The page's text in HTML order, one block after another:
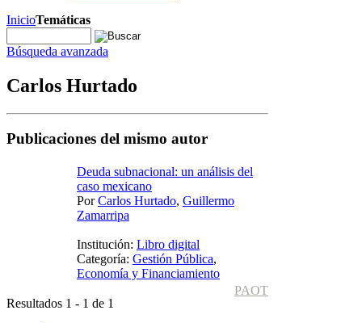
InicioTemáticas
Búsqueda avanzada
Carlos Hurtado
Publicaciones del mismo autor
Deuda subnacional: un análisis del
caso mexicano
PorCarlos Hurtado, Guillermo
Zamarripa
Institución: Libro digital
Categoría: Gestión Pública,
Economía y Financiamiento
PAOT
Resultados 1 - 1 de 1